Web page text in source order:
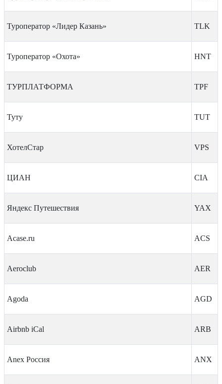
Туроператор «Лидер Казань» TLK
Туроператор «Охота» HNT
ТУРПЛАТФОРМА TPF
Туту TUT
ХотелСтар VPS
ЦИАН CIA
Яндекс Путешествия YAX
Acase.ru ACS
Aeroclub AER
Agoda AGD
Airbnb iCal ARB
Anex Россия ANX